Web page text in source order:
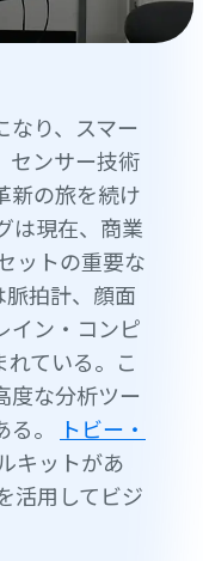
なり、スマー
センサー技術
新の旅を続け
は現在、商業
ットの重要な
拍計、顔面
イン・コンピ
ている。こ
度な分析ツー
。
トビー・
キットがあ
活用してビジ